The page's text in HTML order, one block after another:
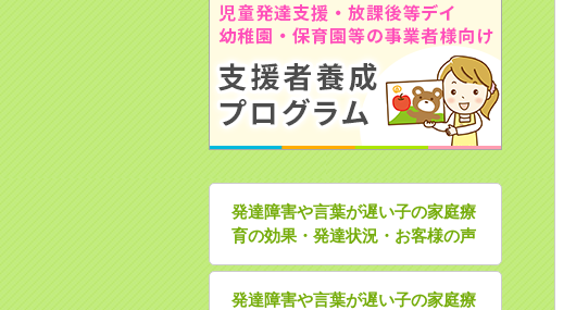
発達障害や言葉が遅い子の家庭療
育の効果・発達状況・お客様の声
発達障害や言葉が遅い子の家庭療